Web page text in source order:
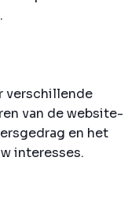
verschillende
van de website-
en het
interesses.